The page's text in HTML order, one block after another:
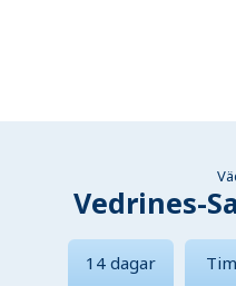
Vedrines-
14 dagar